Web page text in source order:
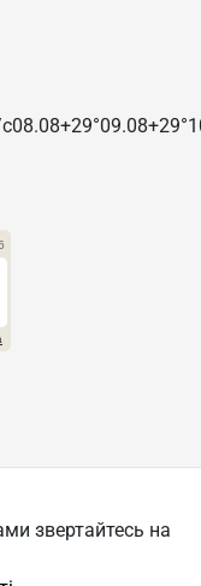
08.08+29°09.08+29°
звертайтесь на